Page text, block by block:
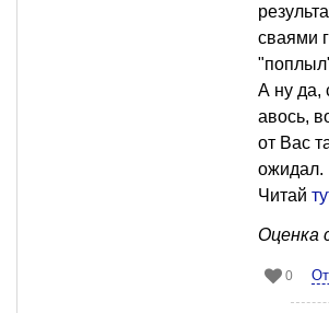
сваями
А ну да,
авось,
от Вас
ожидал.
Читай
Оценка
0